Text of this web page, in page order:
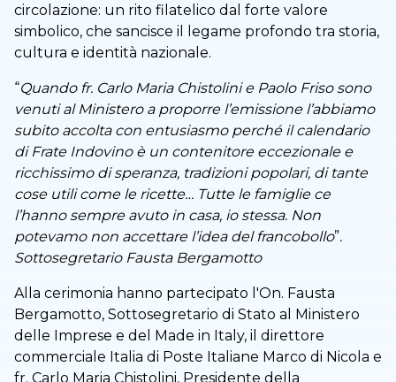
circolazione: un rito filatelico dal forte valore
simbolico, che sancisce il legame profondo tra storia,
cultura e identità nazionale.
“Quando fr. Carlo Maria Chistolini e Paolo Friso sono
venuti al Ministero a proporre l’emissione l’abbiamo
subito accolta con entusiasmo perché il calendario
di Frate Indovino è un contenitore eccezionale e
ricchissimo di speranza, tradizioni popolari, di tante
cose utili come le ricette… Tutte le famiglie ce
l’hanno sempre avuto in casa, io stessa. Non
potevamo non accettare l’idea del francobollo”.
Sottosegretario Fausta Bergamotto
Alla cerimonia hanno partecipato l'On. Fausta
Bergamotto, Sottosegretario di Stato al Ministero
delle Imprese e del Made in Italy, il direttore
commerciale Italia di Poste Italiane Marco di Nicola e
fr. Carlo Maria Chistolini, Presidente della